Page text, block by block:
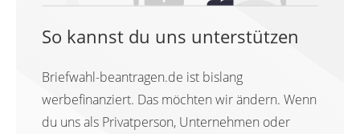
So kannst du uns unterstützen
Briefwahl-beantragen.de ist bislang
werbefinanziert. Das möchten wir ändern. Wenn
du uns als Privatperson, Unternehmen oder